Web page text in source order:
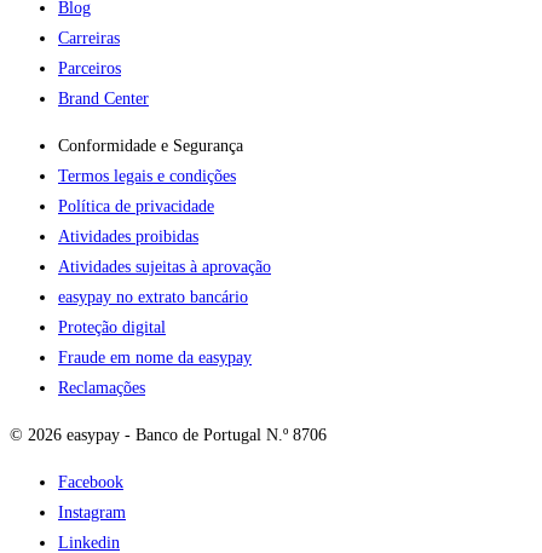
Blog
Carreiras
Parceiros
Brand Center
Conformidade e Segurança
Termos legais e condições
Política de privacidade
Atividades proibidas
Atividades sujeitas à aprovação
easypay no extrato bancário
Proteção digital
Fraude em nome da easypay
Reclamações
© 2026 easypay - Banco de Portugal N.º 8706
Facebook
Instagram
Linkedin